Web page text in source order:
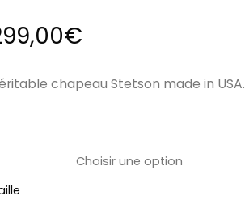
€
chapeau Stetson made in USA.